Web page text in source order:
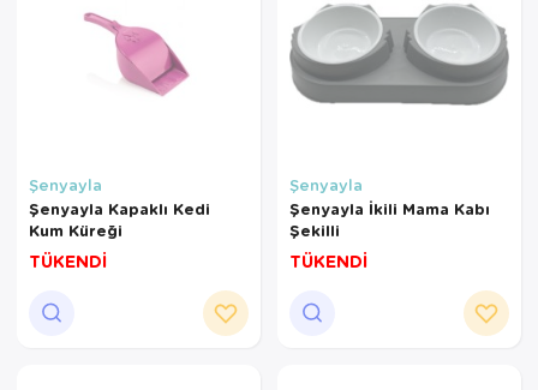
Şenyayla
Şenyayla Kapaklı Kedi
Kum Küreği
TÜKENDİ
Şenyayla
Şenyayla İkili Mama Kabı
Şekilli
TÜKENDİ